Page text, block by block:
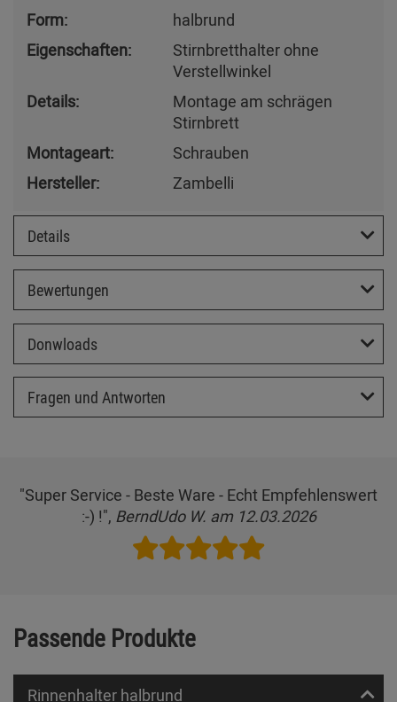
Form:
halbrund
Eigenschaften:
Stirnbretthalter ohne
Verstellwinkel
Details:
Montage am schrägen
Stirnbrett
Montageart:
Schrauben
Hersteller:
Zambelli
Details
Bewertungen
Donwloads
Fragen und Antworten
"Super Service - Beste Ware - Echt Empfehlenswert
:-) !", BerndUdo W. am 12.03.2026
Passende Produkte
Rinnenhalter halbrund